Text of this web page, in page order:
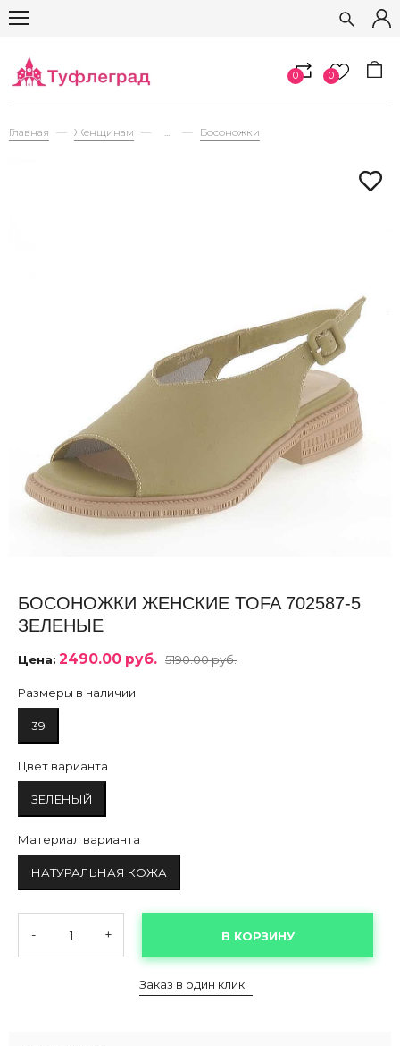
0 0
Главная Женщинам ... Босоножки
БОСОНОЖКИ ЖЕНСКИЕ TOFA 702587-5
ЗЕЛЕНЫЕ
Цена: 2490.00 руб. 5190.00 руб.
Размеры в наличии
39
Цвет варианта
ЗЕЛЕНЫЙ
Материал варианта
НАТУРАЛЬНАЯ КОЖА
- + В КОРЗИНУ
Заказ в один клик